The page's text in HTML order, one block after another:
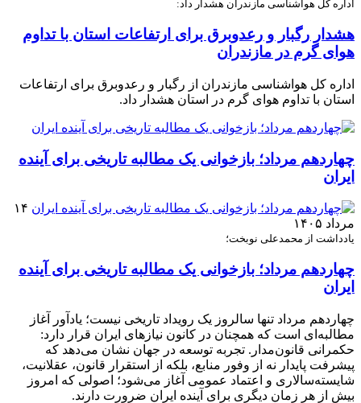
اداره کل هواشناسی مازندران هشدار داد:
هشدار رگبار و رعدوبرق برای ارتفاعات استان با تداوم
هوای گرم در مازندران
اداره کل هواشناسی مازندران از رگبار و رعدوبرق برای ارتفاعات
استان با تداوم هوای گرم در استان هشدار داد.
چهاردهم مرداد؛ بازخوانی یک مطالبه تاریخی برای آینده
ایران
۱۴
مرداد ۱۴۰۵
یادداشت از محمدعلی نوبخت؛
چهاردهم مرداد؛ بازخوانی یک مطالبه تاریخی برای آینده
ایران
چهاردهم مرداد تنها سالروز یک رویداد تاریخی نیست؛ یادآور آغاز
مطالبه‌ای است که همچنان در کانون نیازهای ایران قرار دارد:
حکمرانی قانون‌مدار. تجربه توسعه در جهان نشان می‌دهد که
پیشرفت پایدار نه از وفور منابع، بلکه از استقرار قانون، عقلانیت،
شایسته‌سالاری و اعتماد عمومی آغاز می‌شود؛ اصولی که امروز
بیش از هر زمان دیگری برای آینده ایران ضرورت دارند.